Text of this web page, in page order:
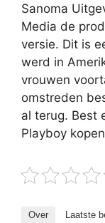
Sanoma
Media de
versie. Dit is
werd in
vrouwen
omstreden
al terug. Best
Playboy
Over Laatste